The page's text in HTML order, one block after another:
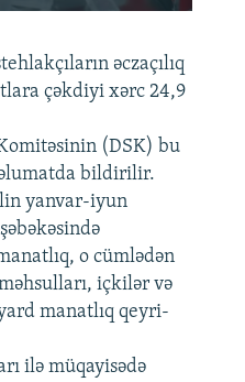
360p 480p
1080p
360p
480p
720p
1080p
əczaçılıq
çəkdiyi xərc 24,9
(DSK) bu
bildirilir.
yanvar-iyun
o cümlədən
içkilər və
manatlıq qeyri-
ilə müqayisədə